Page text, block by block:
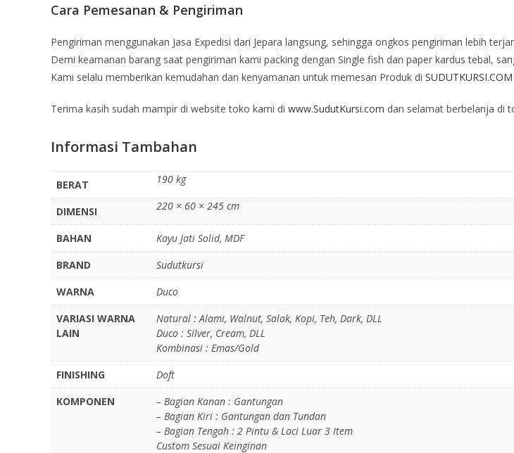
Cara Pemesanan & Pengiriman
Pengiriman menggunakan Jasa Expedisi dari Jepara langsung, sehingga ongkos pengiriman lebih
Demi keamanan barang saat pengiriman kami packing dengan Single fish dan paper kardus tebal,
Kami selalu memberikan kemudahan dan kenyamanan untuk memesan Produk di SUDUTKURSI.COM
Terima kasih sudah mampir di website toko kami di www.SudutKursi.com dan selamat berbelanja di
Informasi Tambahan
BERAT 190 kg
DIMENSI 220 × 60 × 245 cm
BAHAN
Kayu Jati Solid, MDF
BRAND
Sudutkursi
WARNA
Duco
VARIASI WARNA
LAIN
Natural : Alami, Walnut, Salak, Kopi, Teh, Dark, DLL
Duco : Silver, Cream, DLL
Kombinasi : Emas/Gold
FINISHING
Doft
KOMPONEN
– Bagian Kanan : Gantungan
– Bagian Kiri : Gantungan dan Tundan
– Bagian Tengah : 2 Pintu & Laci Luar 3 Item
Custom Sesuai Keinginan